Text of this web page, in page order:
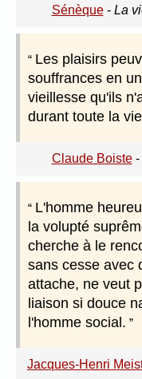
Sénèque- La
Les plaisirs
souffrances en
vieillesse qu'ils
durant toute la
Claude Boiste-
L'homme
la volupté
cherche à le
sans cesse avec
attache, ne veut
liaison si douce
l'homme social.
Jacques-Henri